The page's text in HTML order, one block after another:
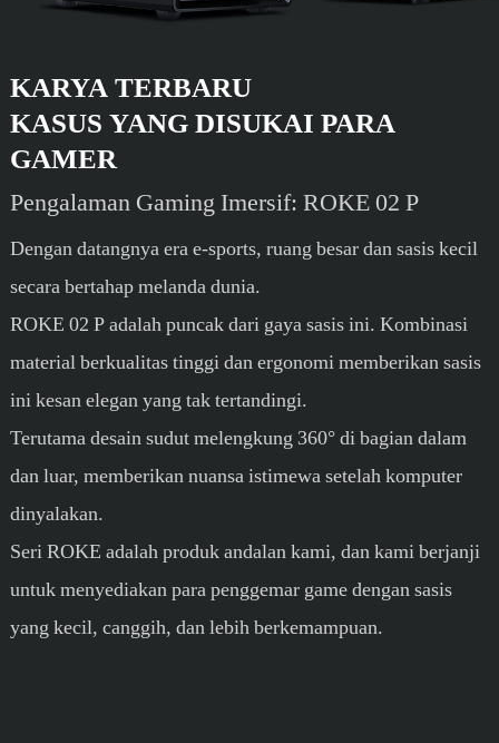
KARYA TERBARU
KASUS YANG DISUKAI PARA
GAMER
Pengalaman Gaming Imersif: ROKE 02 P
Dengan datangnya era e-sports, ruang besar dan sasis kecil
secara bertahap melanda dunia.
ROKE 02 P adalah puncak dari gaya sasis ini. Kombinasi
material berkualitas tinggi dan ergonomi memberikan sasis
ini kesan elegan yang tak tertandingi.
Terutama desain sudut melengkung 360° di bagian dalam
dan luar, memberikan nuansa istimewa setelah komputer
dinyalakan.
Seri ROKE adalah produk andalan kami, dan kami berjanji
untuk menyediakan para penggemar game dengan sasis
yang kecil, canggih, dan lebih berkemampuan.